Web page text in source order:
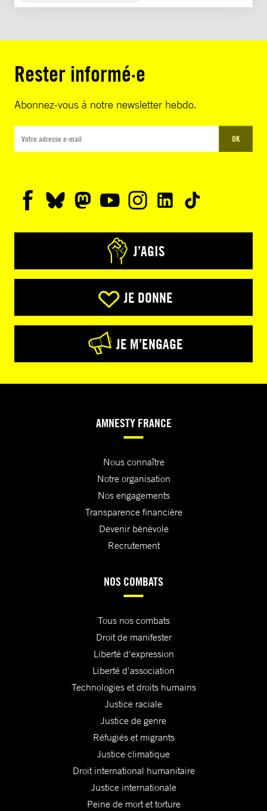
Rester informé·e
Abonnez-vous à notre newsletter hebdo.
OK
J’AGIS
JE DONNE
JE M’ENGAGE
AMNESTY FRANCE
Nous connaître
Notre organisation
Nos engagements
Transparence financière
Devenir bénévole
Recrutement
NOS COMBATS
Tous nos combats
Droit de manifester
Liberté d'expression
Liberté d'association
Technologies et droits humains
Justice raciale
Justice de genre
Réfugiés et migrants
Justice climatique
Droit international humanitaire
Justice internationale
Peine de mort et torture